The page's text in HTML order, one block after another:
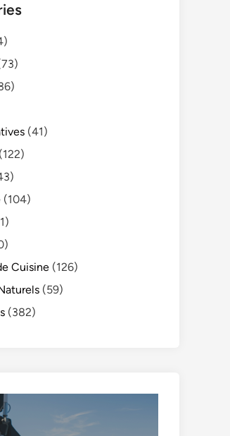
(41)
(122)
(104)
Cuisine (126)
(59)
(382)